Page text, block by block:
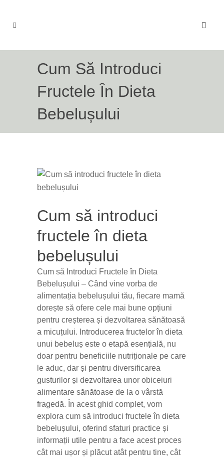
Cum Să Introduci
Fructele În Dieta
Bebelușului
Cum să introduci
fructele în dieta
bebelușului
Cum să Introduci Fructele în Dieta
Bebelușului – Când vine vorba de
alimentația bebelușului tău, fiecare mamă
dorește să ofere cele mai bune opțiuni
pentru creșterea și dezvoltarea sănătoasă
a micuțului. Introducerea fructelor în dieta
unui bebeluș este o etapă esențială, nu
doar pentru beneficiile nutriționale pe care
le aduc, dar și pentru diversificarea
gusturilor și dezvoltarea unor obiceiuri
alimentare sănătoase de la o vârstă
fragedă. În acest ghid complet, vom
explora cum să introduci fructele în dieta
bebelușului, oferind sfaturi practice și
informații utile pentru a face acest proces
cât mai ușor și plăcut atât pentru tine, cât